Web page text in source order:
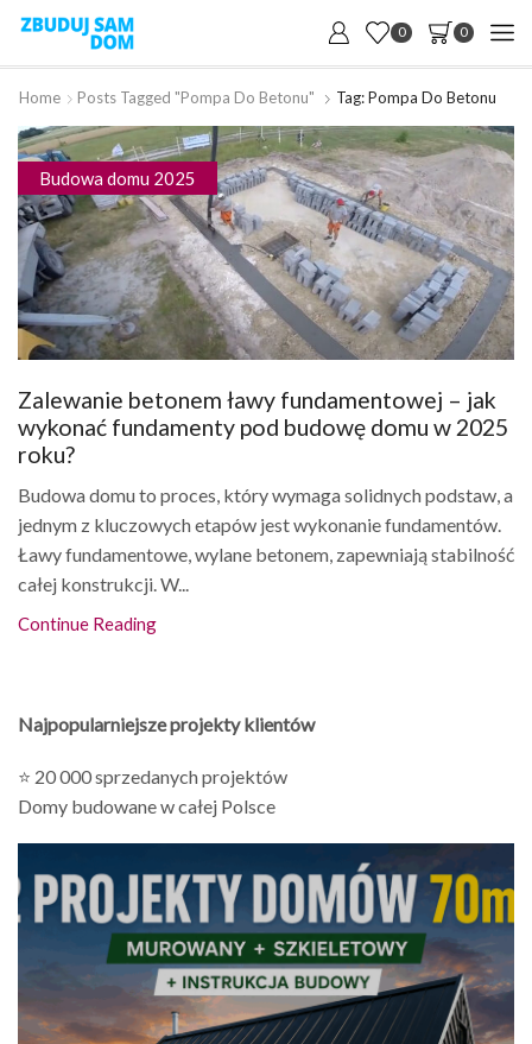
0 0
Home Posts Tagged "pompa Do Betonu" Tag: Pompa Do Betonu
Budowa domu 2025
Zalewanie betonem ławy fundamentowej – jak
wykonać fundamenty pod budowę domu w 2025
roku?
Budowa domu to proces, który wymaga solidnych podstaw, a
jednym z kluczowych etapów jest wykonanie fundamentów.
Ławy fundamentowe, wylane betonem, zapewniają stabilność
całej konstrukcji. W...
Continue Reading
Najpopularniejsze projekty klientów
⭐ 20 000 sprzedanych projektów
Domy budowane w całej Polsce